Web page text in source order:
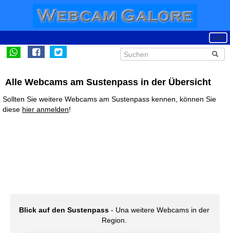
Alle Webcams am Sustenpass in der Übersicht
Sollten Sie weitere Webcams am Sustenpass kennen, können Sie
diese hier anmelden!
Blick auf den Sustenpass - Una weitere Webcams in der
Region.